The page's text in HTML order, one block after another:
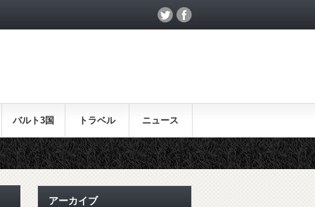
バルト3国 トラベル ニュース
アーカイブ